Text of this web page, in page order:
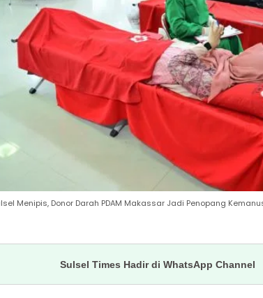
Menipis, Donor Darah PDAM Makassar Jadi Penopang
Sulsel Times Hadir di WhatsApp Channel